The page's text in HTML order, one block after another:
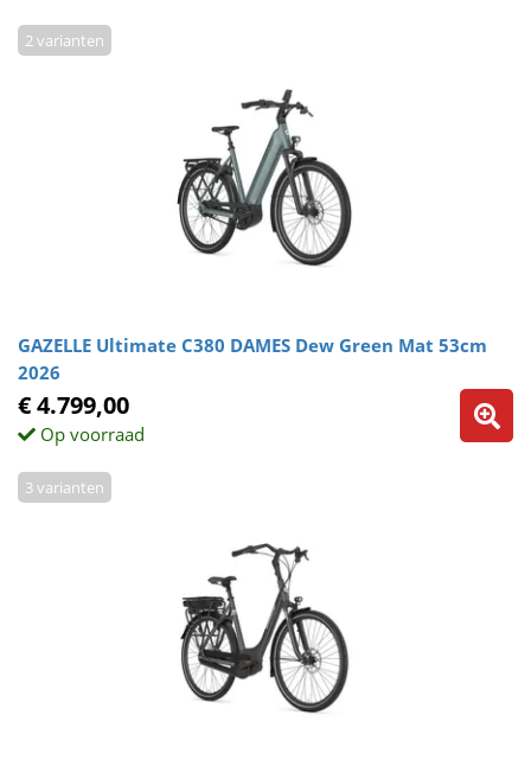
GAZELLE Ultimate C380 DAMES Dew Green Mat 53cm
2026
2 varianten
€ 4.799,00
Op voorraad
3 varianten